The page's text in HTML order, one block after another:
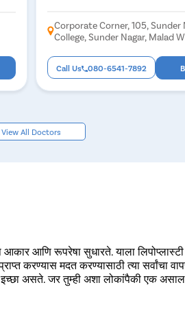
Corporate Corner, 105, Sunder
College, Sunder Nagar, Malad
Call Us 080-6541-7892
View All Doctors
आणि रूपरेषा सुधारते. याला
करण्यास मदत करण्यासाठी त्या सर्वांचा
असते. जर तुम्ही अशा लोकांपैकी एक